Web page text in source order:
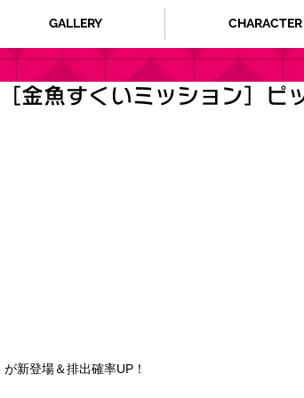
GALLERY CHARACTER
金魚すくいミッション］ピ
新登場＆排出確率UP！